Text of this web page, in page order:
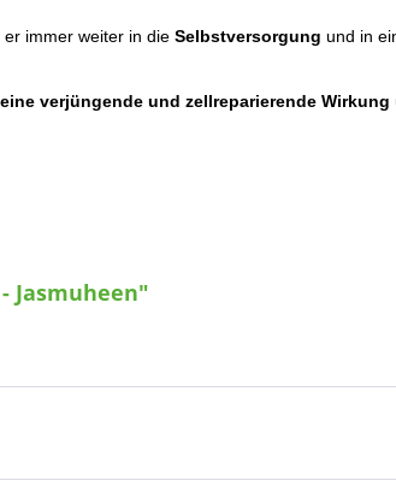
immer weiter in die Selbstversorgung und in
verjüngende und zellreparierende Wirkung
Jasmuheen"